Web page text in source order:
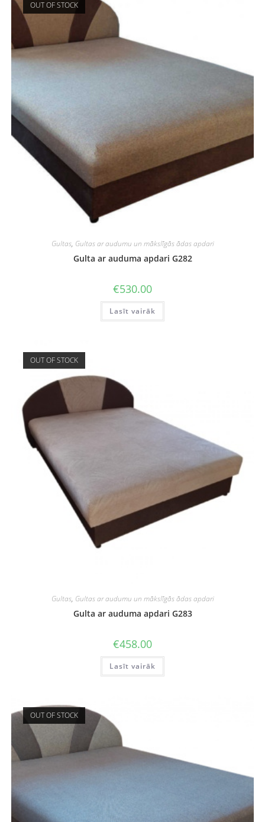
OUT OF STOCK
Gultas, Gultas ar audumu un mākslīgās ādas apdari
Gulta ar auduma apdari G282
€530.00
Lasīt vairāk
OUT OF STOCK
Gultas, Gultas ar audumu un mākslīgās ādas apdari
Gulta ar auduma apdari G283
€458.00
Lasīt vairāk
OUT OF STOCK